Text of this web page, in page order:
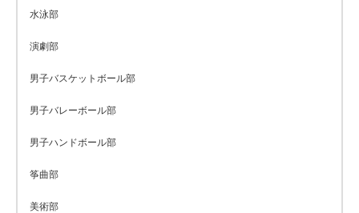
水泳部
演劇部
男子バスケットボール部
男子バレーボール部
男子ハンドボール部
筝曲部
美術部